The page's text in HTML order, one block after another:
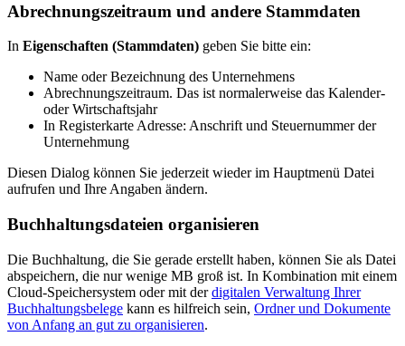
Abrechnungszeitraum und andere Stammdaten
In Eigenschaften (Stammdaten) geben Sie bitte ein:
Name oder Bezeichnung des Unternehmens
Abrechnungszeitraum. Das ist normalerweise das Kalender-
oder Wirtschaftsjahr
In Registerkarte Adresse: Anschrift und Steuernummer der
Unternehmung
Diesen Dialog können Sie jederzeit wieder im Hauptmenü Datei
aufrufen und Ihre Angaben ändern.
Buchhaltungsdateien organisieren
Die Buchhaltung, die Sie gerade erstellt haben, können Sie als Datei
abspeichern, die nur wenige MB groß ist. In Kombination mit einem
Cloud-Speichersystem oder mit derdigitalen Verwaltung Ihrer
Buchhaltungsbelege kann es hilfreich sein, Ordner und Dokumente
von Anfang an gut zu organisieren.